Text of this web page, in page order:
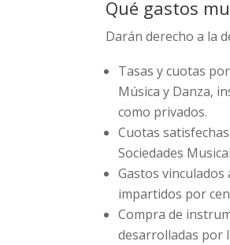
Qué gastos
Darán derecho a la
Tasas y cuotas
Música y Danza,
como privados.
Cuotas
Sociedades
Gastos
impartidos por
Compra de
desarrolladas por